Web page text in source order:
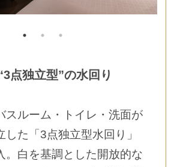
点独立型”の水回り
スルーム・トイレ・洗面が
した「3点独立型水回り」
。白を基調とした開放的な